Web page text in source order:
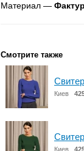
Материал —
Смотрите также
Киев
Киев